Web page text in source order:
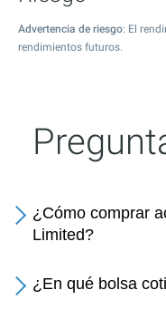
Advertencia de riesgo: El
rendimientos futuros.
¿Cómo comprar
Limited?
¿En qué bolsa